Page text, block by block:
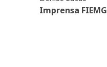
Imprensa FIEMG